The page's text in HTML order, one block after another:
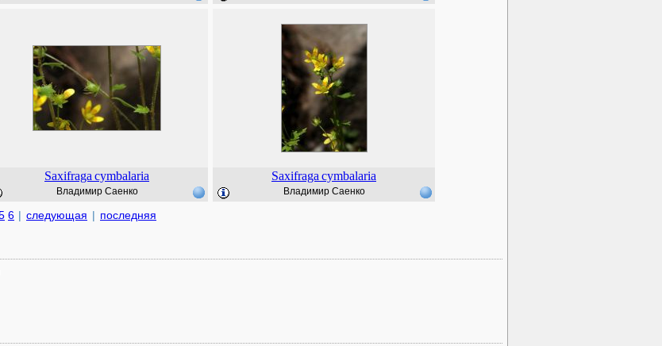
Saxifraga cymbalaria
Владимир Саенко
Saxifraga cymbalaria
Владимир Саенко
6 | следующая | последняя